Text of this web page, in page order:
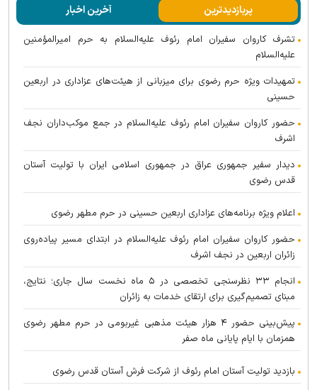
پربازدیدترین آخرین اخبار
تشرف کاروان سفیران امام رئوف علیه‌السلام به حرم امیرالمؤمنین
علیه‌السلام
تمهیدات ویژه حرم رضوی برای میزبانی از هیئت‌های عزاداری در اربعین
حسینی
حضور کاروان سفیران امام رئوف علیه‌السلام در جمع موکب‌داران نجف
اشرف
دیدار سفیر جمهوری عراق در جمهوری اسلامی ایران با تولیت آستان
قدس رضوی
اعلام ویژه برنامه‌های عزاداری اربعین حسینی در حرم مطهر رضوی
حضور کاروان سفیران امام رئوف علیه‌السلام در ابتدای مسیر پیاده‌روی
زائران اربعین در نجف اشرف
انجام ۳۳ نظرسنجی تخصصی در ۵ ماه نخست سال جاری؛ نتایج،
مبنای تصمیم‌گیری برای ارتقای خدمات به زائران
پیش‌بینی حضور ۴ هزار هیئت مذهبی غیربومی در حرم مطهر رضوی
همزمان با ایام پایانی ماه صفر
بازدید تولیت آستان امام رئوف از شرکت فرش آستان قدس رضوی